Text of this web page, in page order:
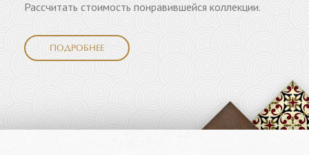
Рассчитать стоимость понравившейся коллекции.
ПОДРОБНЕЕ